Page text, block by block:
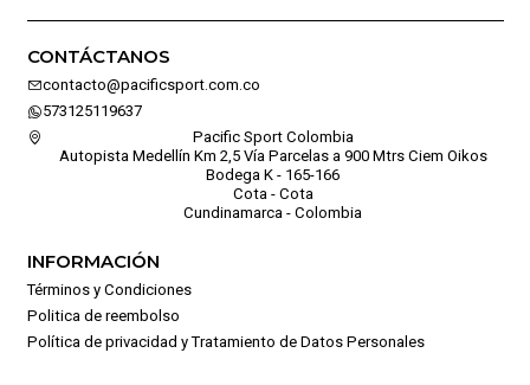
CONTÁCTANOS
contacto@pacificsport.com.co
573125119637
Pacific Sport Colombia
Autopista Medellín Km 2,5 Vía Parcelas a 900 Mtrs Ciem Oikos
Bodega K - 165-166
Cota - Cota
Cundinamarca - Colombia
INFORMACIÓN
Términos y Condiciones
Politica de reembolso
Política de privacidad y Tratamiento de Datos Personales